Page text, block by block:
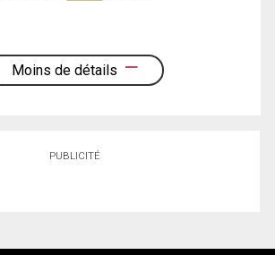
Moins de détails
PUBLICITÉ